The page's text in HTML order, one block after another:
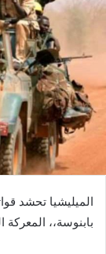
الميليشيا تحشد
بابنوسة،، المعركة